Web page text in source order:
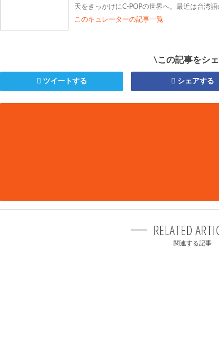
天をきっかけにC-POPの世界へ。最近は台湾
このキュレーターの記事一覧
\この記事をシ
ツイートする シェアする
RELATED
関連する記事